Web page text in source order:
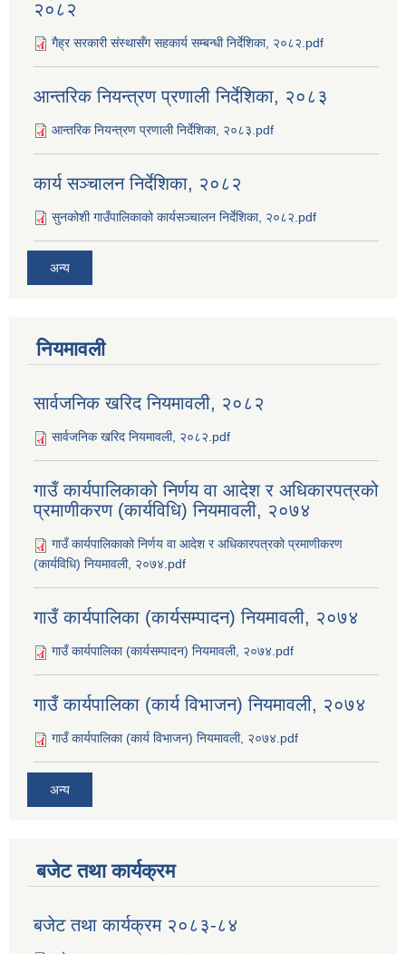
२०८२
गैह्र सरकारी संस्थासँग सहकार्य सम्बन्धी निर्देशिका, २०८२.pdf
आन्तरिक नियन्त्रण प्रणाली निर्देशिका, २०८३
आन्तरिक नियन्त्रण प्रणाली निर्देशिका, २०८३.pdf
कार्य सञ्‍चालन निर्देशिका, २०८२
सुनकोशी गाउँपालिकाको कार्यसञ्‍चालन निर्देशिका, २०८२.pdf
अन्य
नियमावली
सार्वजनिक खरिद नियमावली, २०८२
सार्वजनिक खरिद नियमावली, २०८२.pdf
गाउँ कार्यपालिकाको निर्णय वा आदेश र अधिकारपत्रको
प्रमाणीकरण (कार्यविधि) नियमावली, २०७४
गाउँ कार्यपालिकाको निर्णय वा आदेश र अधिकारपत्रको प्रमाणीकरण
(कार्यविधि) नियमावली, २०७४.pdf
गाउँ कार्यपालिका (कार्यसम्पादन) नियमावली, २०७४
गाउँ कार्यपालिका (कार्यसम्पादन) नियमावली, २०७४.pdf
गाउँ कार्यपालिका (कार्य विभाजन) नियमावली, २०७४
गाउँ कार्यपालिका (कार्य विभाजन) नियमावली, २०७४.pdf
अन्य
बजेट तथा कार्यक्रम
बजेट तथा कार्यक्रम २०८३-८४